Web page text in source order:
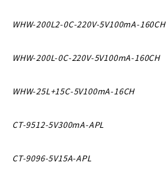
WHW-200L2-0C-220V-5V100mA-160CH
WHW-200L-0C-220V-5V100mA-160CH
WHW-25L+15C-5V100mA-16CH
CT-9512-5V300mA-APL
CT-9096-5V15A-APL